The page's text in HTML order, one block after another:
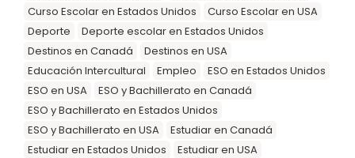
Curso Escolar en Estados Unidos
Curso Escolar en USA
Deporte
Deporte escolar en Estados Unidos
Destinos en Canadá
Destinos en USA
Educación Intercultural
Empleo
ESO en Estados Unidos
ESO en USA
ESO y Bachillerato en Canadá
ESO y Bachillerato en Estados Unidos
ESO y Bachillerato en USA
Estudiar en Canadá
Estudiar en Estados Unidos
Estudiar en USA